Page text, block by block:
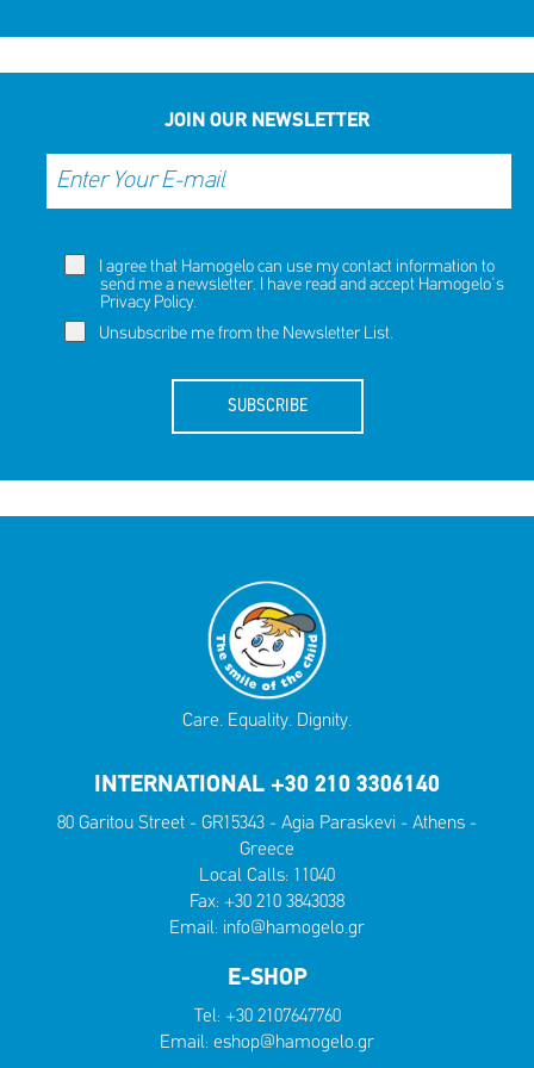
JOIN OUR NEWSLETTER
I agree that Hamogelo can use my contact information to
send me a newsletter. I have read and accept Hamogelo's
Privacy Policy.
Unsubscribe me from the Newsletter List.
SUBSCRIBE
Care. Equality. Dignity.
INTERNATIONAL +30 210 3306140
80 Garitou Street - GR15343 - Agia Paraskevi - Athens -
Greece
Local Calls: 11040
Fax: +30 210 3843038
Email: info@hamogelo.gr
E-SHOP
Tel: +30 2107647760
Email: eshop@hamogelo.gr